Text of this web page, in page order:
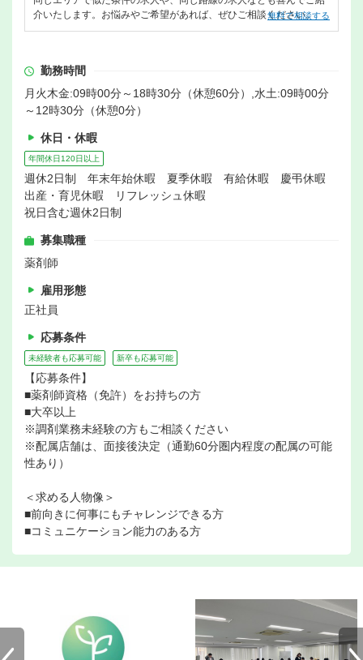
介いたします。お悩みやご希望があれば、ぜひご相談ください。
無料で相談する
勤務時間
月火木金:09時00分～18時30分（休憩60分）,水土:09時00分
～12時30分（休憩0分）
休日・休暇
年間休日120日以上
週休2日制 年末年始休暇 夏季休暇 有給休暇 慶弔休暇
出産・育児休暇 リフレッシュ休暇
祝日含む週休2日制
募集職種
薬剤師
雇用形態
正社員
応募条件
未経験者も応募可能 新卒も応募可能
【応募条件】
■薬剤師資格（免許）をお持ちの方
■大卒以上
※調剤業務未経験の方もご相談ください
※配属店舗は、面接後決定（通勤60分圏内程度の配属の可能
性あり）
＜求める人物像＞
■前向きに何事にもチャレンジできる方
■コミュニケーション能力のある方